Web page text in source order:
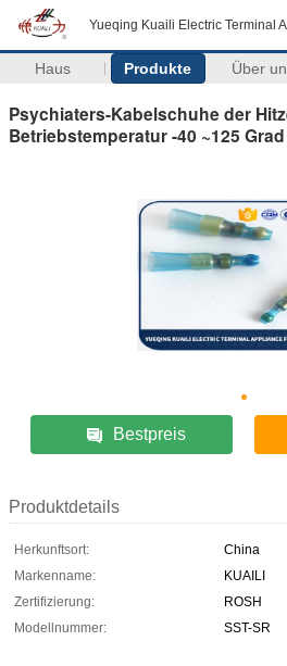
Yueqing Kuaili Electric Terminal
Haus Produkte Über
Psychiaters-Kabelschuhe der
Betriebstemperatur -40 ~125
Bestpreis
Produktdetails
Herkunftsort:
China
Markenname:
KUAILI
Zertifizierung:
ROSH
Modellnummer:
SST-SR